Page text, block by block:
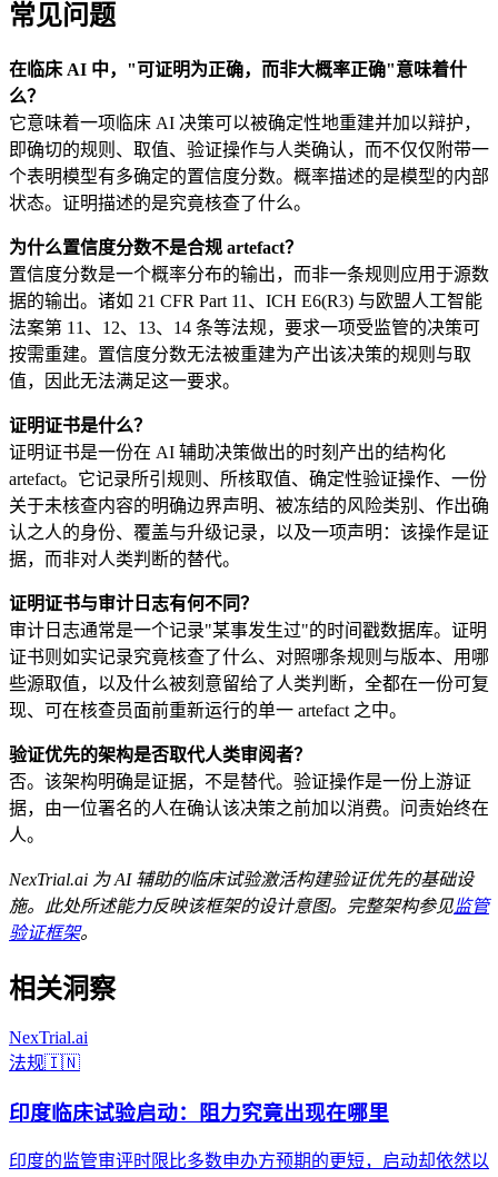
常见问题
在临床 AI 中，"可证明为正确，而非大概率正确"意味着什
么？
它意味着一项临床 AI 决策可以被确定性地重建并加以辩护，
即确切的规则、取值、验证操作与人类确认，而不仅仅附带一
个表明模型有多确定的置信度分数。概率描述的是模型的内部
状态。证明描述的是究竟核查了什么。
为什么置信度分数不是合规 artefact？
置信度分数是一个概率分布的输出，而非一条规则应用于源数
据的输出。诸如 21 CFR Part 11、ICH E6(R3) 与欧盟人工智能
法案第 11、12、13、14 条等法规，要求一项受监管的决策可
按需重建。置信度分数无法被重建为产出该决策的规则与取
值，因此无法满足这一要求。
证明证书是什么？
证明证书是一份在 AI 辅助决策做出的时刻产出的结构化
artefact。它记录所引规则、所核取值、确定性验证操作、一份
关于未核查内容的明确边界声明、被冻结的风险类别、作出确
认之人的身份、覆盖与升级记录，以及一项声明：该操作是证
据，而非对人类判断的替代。
证明证书与审计日志有何不同？
审计日志通常是一个记录"某事发生过"的时间戳数据库。证明
证书则如实记录究竟核查了什么、对照哪条规则与版本、用哪
些源取值，以及什么被刻意留给了人类判断，全都在一份可复
现、可在核查员面前重新运行的单一 artefact 之中。
验证优先的架构是否取代人类审阅者？
否。该架构明确是证据，不是替代。验证操作是一份上游证
据，由一位署名的人在确认该决策之前加以消费。问责始终在
人。
NexTrial.ai 为 AI 辅助的临床试验激活构建验证优先的基础设
施。此处所述能力反映该框架的设计意图。完整架构参见监管
验证框架。
相关洞察
NexTrial.ai
法规🇮🇳
印度临床试验启动：阻力究竟出现在哪里
印度的监管审评时限比多数申办方预期的更短，启动却依然以